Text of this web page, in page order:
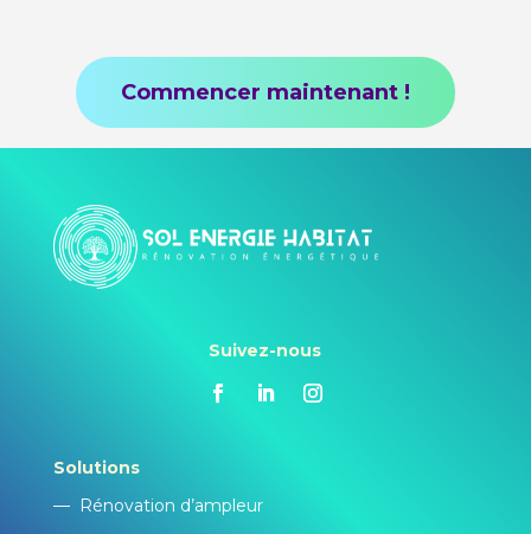
Commencer maintenant !
Suivez-nous
Solutions
— Rénovation d’ampleur